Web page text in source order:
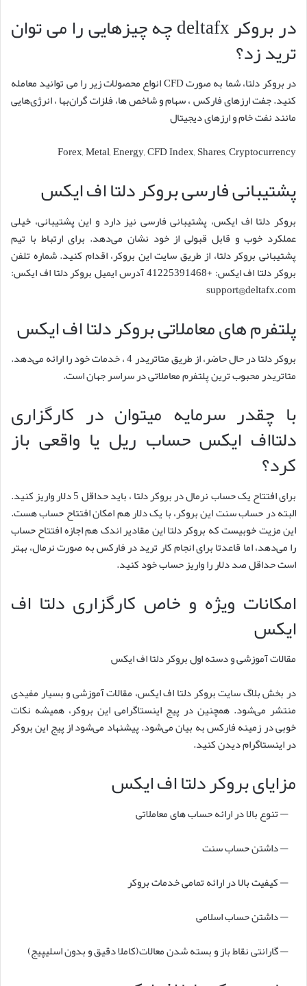
در بروکر deltafx چه چیزهایی را می توان
ترید زد؟
در بروکر دلتا، شما به صورت CFD انواع محصولات زیر را می توانید معامله
کنید. جفت ارزهای فارکس ، سهام و شاخص ها، فلزات گران‌بها ، انرژی‌هایی
مانند نفت خام و ارزهای دیجیتال
Forex, Metal, Energy, CFD Index, Shares, Cryptocurrency
پشتیبانی فارسی بروکر دلتا اف ایکس
بروکر دلتا اف ایکس، پشتیبانی فارسی نیز دارد و این پشتیبانی، خیلی
عملکرد خوب و قابل قبولی از خود نشان می‎‌دهد. برای ارتباط با تیم
پشتیبانی بروکر دلتا، از طریق سایت این بروکر، اقدام کنید. شماره تلفن
بروکر دلتا اف ایکس: +41225391468 آدرس ایمیل بروکر دلتا اف ایکس:
support@deltafx.com
پلتفرم های معاملاتی بروکر دلتا اف ایکس
بروکر دلتا در حال حاضر، از طریق متاتریدر 4 ، خدمات خود را ارائه می‌دهد.
متاتریدر محبوب ترین پلتفرم معاملاتی در سراسر جهان است.
با چقدر سرمایه می‎توان در کارگزاری
دلتااف ایکس حساب ریل یا واقعی باز
کرد؟
برای افتتاح یک حساب نرمال در بروکر دلتا ، باید حداقل 5 دلار واریز کنید.
البته در حساب سنت این بروکر، با یک دلار هم امکان افتتاح حساب هست.
این مزیت خوبیست که بروکر دلتا این مقادیر اندک هم اجازه افتتاح حساب
را می‌دهد، اما قاعدتا برای انجام کار ترید در فارکس به صورت نرمال، بهتر
است حداقل صد دلار را واریز حساب خود کنید.
امکانات ویژه و خاص کارگزاری دلتا اف
ایکس
مقالات آموزشی و دسته اول بروکر دلتا اف ایکس
در بخش بلاگ سایت بروکر دلتا اف ایکس، مقالات آموزشی و بسیار مفیدی
منتشر می‌شود. همچنین در پیج اینستاگرامی این بروکر، همیشه نکات
خوبی در زمینه فارکس به بیان می‌شود. پیشنهاد می‌شود از پیج این بروکر
در اینستاگرام دیدن کنید.
مزایای بروکر دلتا اف ایکس
— تنوع بالا در ارائه حساب های معاملاتی
— داشتن حساب سنت
— کیفیت بالا در ارائه تمامی خدمات بروکر
— داشتن حساب اسلامی
— گارانتی نقاط باز و بسته شدن معالات(کاملا دقیق و بدون اسلیپیج)